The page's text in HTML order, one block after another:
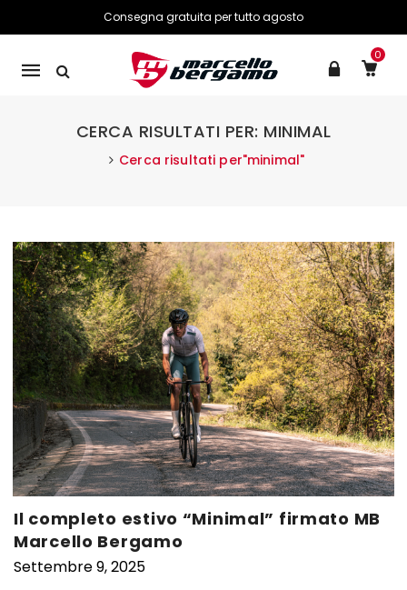
Consegna gratuita per tutto agosto
Mobile
0
CERCA RISULTATI PER: MINIMAL
Cerca risultati per"minimal"
Skip to content
Il completo estivo “Minimal” firmato MB
Marcello Bergamo
Settembre 9, 2025